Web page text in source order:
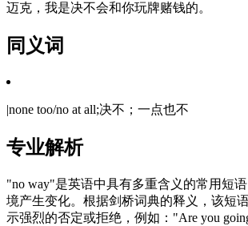
迈克，我是决不会和你玩牌赌钱的。
同义词
|none too/no at all;决不；一点也不
专业解析
"no way"是英语中具有多重含义的常用短
境产生变化。根据剑桥词典的释义，该短
示强烈的否定或拒绝，例如："Are you